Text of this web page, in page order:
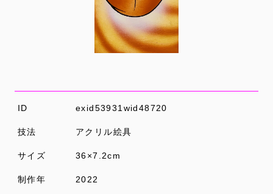
ID exid53931wid48720
技法 アクリル絵具
サイズ 36×7.2cm
制作年 2022